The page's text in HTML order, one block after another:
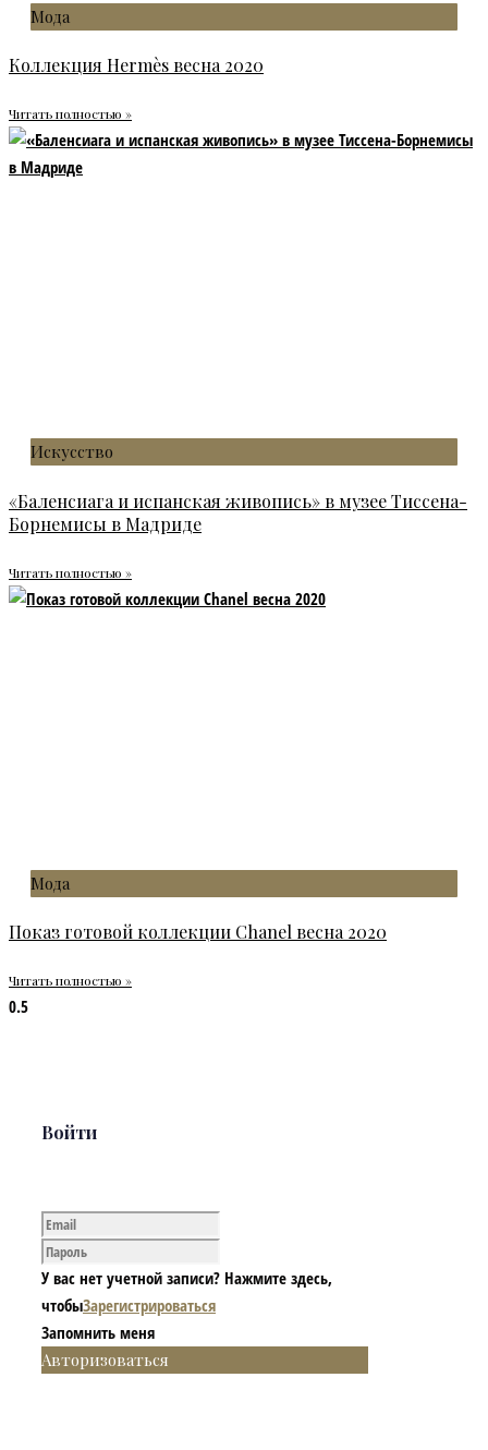
Мода
Коллекция Hermès весна 2020
Читать полностью »
Искусство
«Баленсиага и испанская живопись» в музее Тиссена-
Борнемисы в Мадриде
Читать полностью »
Мода
Показ готовой коллекции Chanel весна 2020
Читать полностью »
Войти
У вас нет учетной записи? Нажмите здесь,
чтобыЗарегистрироваться
Запомнить меня
Авторизоваться